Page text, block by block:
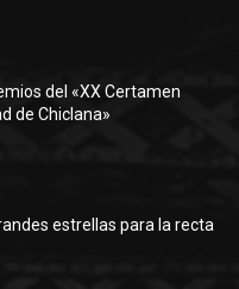
del «XX Certamen
de Chiclana»
estrellas para la recta